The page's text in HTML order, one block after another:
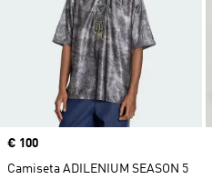
Precio
€ 100
Camiseta ADILENIUM SEASON 5